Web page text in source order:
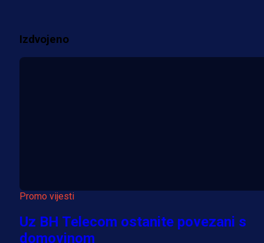
Više vijesti
Izdvojeno
Promo vijesti
Uz BH Telecom ostanite povezani s
domovinom